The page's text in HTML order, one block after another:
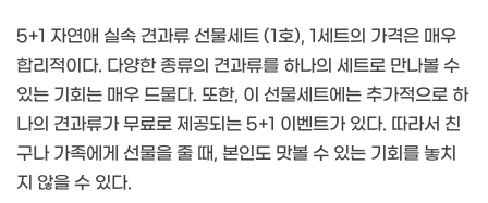
5+1 자연애 실속 견과류 선물세트 (1호), 1세트의 가격은 매우
합리적이다. 다양한 종류의 견과류를 하나의 세트로 만나볼 수
있는 기회는 매우 드물다. 또한, 이 선물세트에는 추가적으로 하
나의 견과류가 무료로 제공되는 5+1 이벤트가 있다. 따라서 친
구나 가족에게 선물을 줄 때, 본인도 맛볼 수 있는 기회를 놓치
지 않을 수 있다.